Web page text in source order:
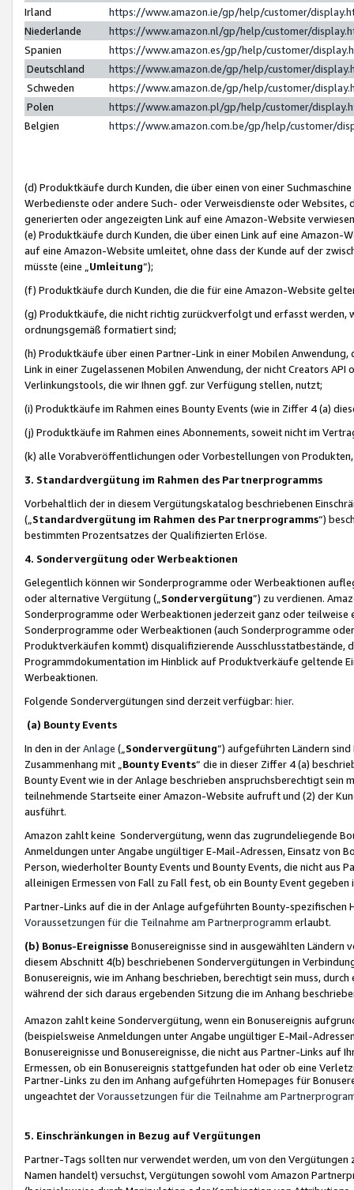
Irland
https://www.amazon.ie/gp/help/customer/
Niederlande
https://www.amazon.nl/gp/help/customer/
Spanien
https://www.amazon.es/gp/help/customer/
Deutschland
https://www.amazon.de/gp/help/customer/
Schweden
https://www.amazon.de/gp/help/customer/
Polen
https://www.amazon.pl/gp/help/customer/
Belgien
https://www.amazon.com.be/gp/help/customer/
(d) Produktkäufe durch Kunden, die über einen von einer
Werbedienste oder andere Such- oder Verweisdienste oder Websites,
generierten oder angezeigten Link auf eine Amazon-Website
(e) Produktkäufe durch Kunden, die über einen Link auf eine
auf eine Amazon-Website umleitet, ohne dass der Kunde auf der
müsste (eine „ Umleitung“);
(f) Produktkäufe durch Kunden, die die für eine Amazon-Website
(g) Produktkäufe, die nicht richtig zurückverfolgt und erfasst werden,
ordnungsgemäß formatiert sind;
(h) Produktkäufe über einen Partner-Link in einer Mobilen
Link in einer Zugelassenen Mobilen Anwendung, der nicht Creators
Verlinkungstools, die wir Ihnen ggf. zur Verfügung stellen, nutzt;
(i) Produktkäufe im Rahmen eines Bounty Events (wie in Ziffer 4 (a)
(j) Produktkäufe im Rahmen eines Abonnements, soweit nicht im
(k) alle Vorabveröffentlichungen oder Vorbestellungen von
3. Standardvergütung im Rahmen des Partnerprogramms
Vorbehaltlich der in diesem Vergütungskatalog beschriebenen
(„ Standardvergütung im Rahmen des Partnerprogramms“)
bestimmten Prozentsatzes der Qualifizierten Erlöse.
4. Sondervergütung oder Werbeaktionen
Gelegentlich können wir Sonderprogramme oder Werbeaktionen
oder alternative Vergütung („ Sondervergütung”) zu verdienen.
Sonderprogramme oder Werbeaktionen jederzeit ganz oder
Sonderprogramme oder Werbeaktionen (auch Sonderprogramme
Produktverkäufen kommt) disqualifizierende Ausschlusstatbestände,
Programmdokumentation im Hinblick auf Produktverkäufe geltende
Werbeaktionen.
Folgende Sondervergütungen sind derzeit verfügbar: hier.
(a) Bounty Events
In den in derAnlage („ Sondervergütung“) aufgeführten Ländern
Zusammenhang mit „ Bounty Events“ die in dieser Ziffer 4 (a)
Bounty Event wie in der Anlage beschrieben anspruchsberechtigt sein
teilnehmende Startseite einer Amazon-Website aufruft und (2) der
ausführt.
Amazon zahlt keine Sondervergütung, wenn das zugrundeliegende
Anmeldungen unter Angabe ungültiger E-Mail-Adressen, Einsatz von
Person, wiederholter Bounty Events und Bounty Events, die nicht
alleinigen Ermessen von Fall zu Fall fest, ob ein Bounty Event
Partner-Links auf die in der Anlage aufgeführten Bounty-spezifischen
Voraussetzungen für die Teilnahme am Partnerprogramm erlaubt.
(b) Bonus-Ereignisse Bonusereignisse sind in ausgewählten Ländern
diesem Abschnitt 4(b) beschriebenen Sondervergütungen in
Bonusereignis, wie im Anhang beschrieben, berechtigt sein muss,
während der sich daraus ergebenden Sitzung die im Anhang
Amazon zahlt keine Sondervergütung, wenn ein Bonusereignis
(beispielsweise Anmeldungen unter Angabe ungültiger E-Mail-
Bonusereignisse und Bonusereignisse, die nicht aus Partner-Links auf
Ermessen, ob ein Bonusereignis stattgefunden hat oder ob eine
Partner-Links zu den im Anhang aufgeführten Homepages für
ungeachtet derVoraussetzungen für die Teilnahme am
5. Einschränkungen in Bezug auf Vergütungen
Partner-Tags sollten nur verwendet werden, um von den
Namen handelt) versuchst, Vergütungen sowohl vom Amazon